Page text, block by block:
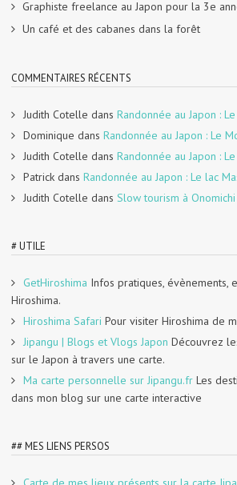
Graphiste freelance au Japon pour la 3e
Un café et des cabanes dans la forêt
COMMENTAIRES RÉCENTS
Judith Cotelle dans Randonnée au Japon :
Dominique dans Randonnée au Japon : Le
Judith Cotelle dans Randonnée au Japon :
Patrick dans Randonnée au Japon : Le lac
Judith Cotelle dans Slow tourism à Onomichi
# UTILE
GetHiroshima Infos pratiques, évènements,
Hiroshima.
Hiroshima Safari Pour visiter Hiroshima de
Jipangu | Blogs et Vlogs Japon Découvrez
sur le Japon à travers une carte.
Ma carte personnelle sur Jipangu.fr Les
dans mon blog sur une carte interactive
## MES LIENS PERSOS